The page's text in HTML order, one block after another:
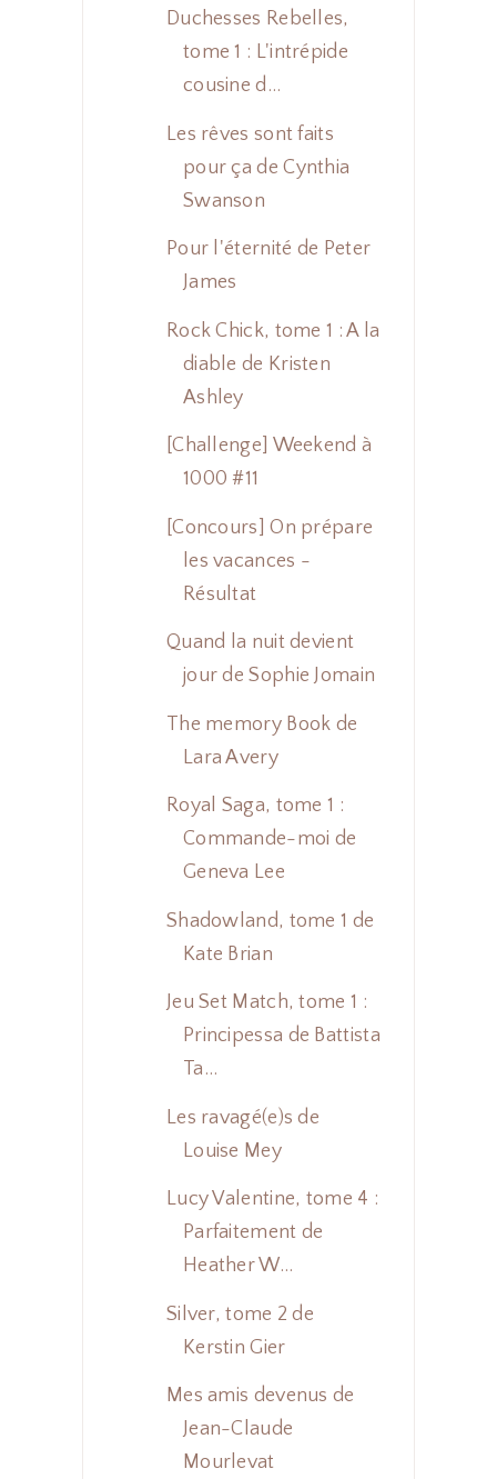
Duchesses Rebelles,
tome 1 : L'intrépide
cousine d...
Les rêves sont faits
pour ça de Cynthia
Swanson
Pour l'éternité de Peter
James
Rock Chick, tome 1 : A la
diable de Kristen
Ashley
[Challenge] Weekend à
1000 #11
[Concours] On prépare
les vacances -
Résultat
Quand la nuit devient
jour de Sophie Jomain
The memory Book de
Lara Avery
Royal Saga, tome 1 :
Commande-moi de
Geneva Lee
Shadowland, tome 1 de
Kate Brian
Jeu Set Match, tome 1 :
Principessa de Battista
Ta...
Les ravagé(e)s de
Louise Mey
Lucy Valentine, tome 4 :
Parfaitement de
Heather W...
Silver, tome 2 de
Kerstin Gier
Mes amis devenus de
Jean-Claude
Mourlevat